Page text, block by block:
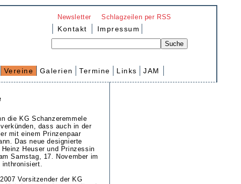
Newsletter Schlagzeilen per RSS
Kontakt Impressum
Vereine Galerien Termine Links JAM
die KG Schanzeremmele
dass auch in der
mit einem Prinzenpaar
Das neue designierte
Heuser und Prinzessin
Samstag, 17. November im
Vorsitzender der KG